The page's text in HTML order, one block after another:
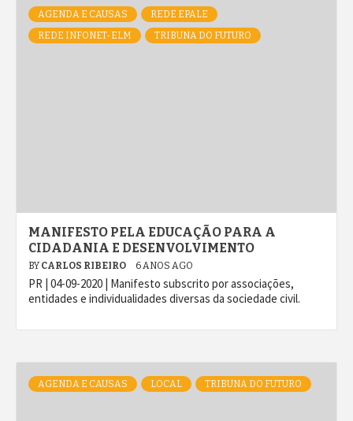
AGENDA E CAUSAS
REDE EPALE
REDE INFONET-ELM
TRIBUNA DO FUTURO
MANIFESTO PELA EDUCAÇÃO PARA A
CIDADANIA E DESENVOLVIMENTO
BY CARLOS RIBEIRO 6 ANOS AGO
PR | 04-09-2020 | Manifesto subscrito por associações,
entidades e individualidades diversas da sociedade civil.
AGENDA E CAUSAS LOCAL TRIBUNA DO FUTURO